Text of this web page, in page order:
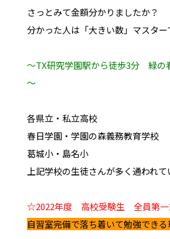
さっとみて金額分かりましたか？
分かった人は「大きい数」マスター
～TX研究学園駅から徒歩3分 緑の
～
各県立・私立高校
春日学園・学園の森義務教育学校
葛城小・島名小
上記学校の生徒さんが多く通われ
☆2022年度 高校受験生 全員第
自習室完備で落ち着いて勉強できる